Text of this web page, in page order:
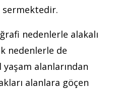
nedenlerle alakalı
nedenlerle de
yaşam alanlarından
alanlara göçen